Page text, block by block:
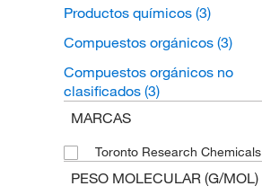
Productos químicos (3)
Compuestos orgánicos (3)
Compuestos orgánicos no
clasificados (3)
MARCAS
Toronto Research Chemicals
PESO MOLECULAR (G/MOL)